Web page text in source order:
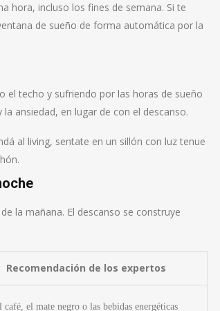
hora, incluso los fines de semana. Si te
de sueño de forma automática por la
el techo y sufriendo por las horas de sueño
ansiedad, en lugar de con el descanso.
al living, sentate en un sillón con luz tenue
la mañana. El descanso se construye
Recomendación de los expertos
el mate negro o las bebidas energéticas